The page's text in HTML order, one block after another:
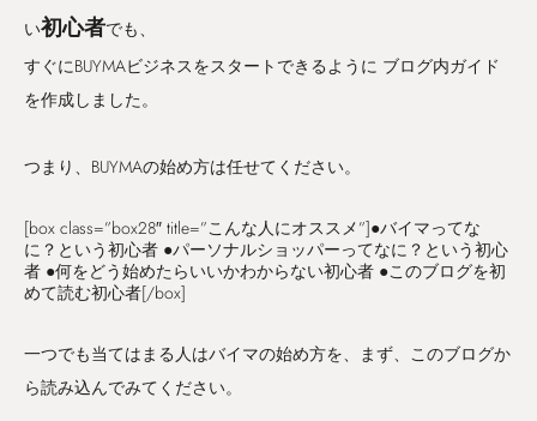
い初心者でも、
すぐにBUYMAビジネスをスタートできるように ブログ内ガイド
を作成しました。
つまり、BUYMAの始め方は任せてください。
[box class=”box28″ title=”こんな人にオススメ”]●バイマってな
に？という初心者 ●パーソナルショッパーってなに？という初心
者 ●何をどう始めたらいいかわからない初心者 ●このブログを初
めて読む初心者[/box]
一つでも当てはまる人はバイマの始め方を、まず、このブログか
ら読み込んでみてください。